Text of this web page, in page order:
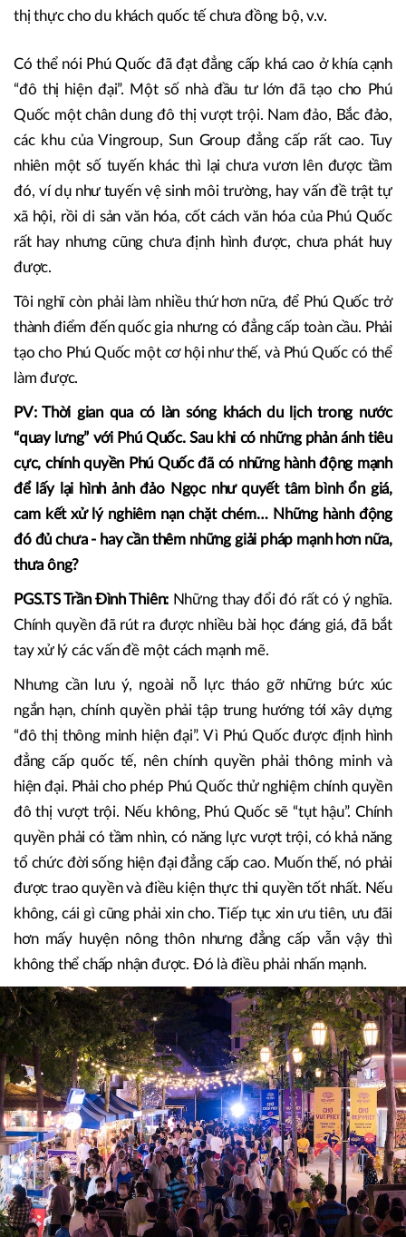
Phú Quốc hút được đầu tư tư nhân nhiều, đẳng cấp cao,
vận hành đồng bộ thì lại chưa đạt được. Như hạ tầng giao
thông – hạ tầng đô thị. Rồi việc phối hợp các ngành như du
lịch với hàng không, với quản lý đô thị, hay quy chế visa,
thị thực cho du khách quốc tế chưa đồng bộ, v.v.
Có thể nói Phú Quốc đã đạt đẳng cấp khá cao ở khía cạnh
“đô thị hiện đại”. Một số nhà đầu tư lớn đã tạo cho Phú
Quốc một chân dung đô thị vượt trội. Nam đảo, Bắc đảo,
các khu của Vingroup, Sun Group đẳng cấp rất cao. Tuy
đó, ví dụ như tuyến vệ sinh môi trường, hay vấn đề trật tự
xã hội, rồi di sản văn hóa, cốt cách văn hóa của Phú Quốc
rất hay nhưng cũng chưa định hình được, chưa phát huy
Tôi nghĩ còn phải làm nhiều thứ hơn nữa, để Phú Quốc trở
thành điểm đến quốc gia nhưng có đẳng cấp toàn cầu. Phải
tạo cho Phú Quốc một cơ hội như thế, và Phú Quốc có thể
làm được.
PV: Thời gian qua có làn sóng khách du lịch trong nước
“quay lưng” với Phú Quốc. Sau khi có những phản ánh tiêu
để lấy lại hình ảnh đảo Ngọc như quyết tâm bình ổn giá,
cam kết xử lý nghiêm nạn chặt chém… Những hành động
đó đủ chưa - hay cần thêm những giải pháp mạnh hơn nữa,
thưa ông?
PGS.TS Trần Đình Thiên:
Những thay đổi đó rất có ý nghĩa.
Chính quyền đã rút ra được nhiều bài học đáng giá, đã bắt
tay xử lý các vấn đề một cách mạnh mẽ.
Nhưng cần lưu ý, ngoài nỗ lực tháo gỡ những bức xúc
ngắn hạn, chính quyền phải tập trung hướng tới xây dựng
“đô thị thông minh hiện đại”. Vì Phú Quốc được định hình
đẳng cấp quốc tế, nên chính quyền phải thông minh và
hiện đại. Phải cho phép Phú Quốc thử nghiệm chính quyền
đô thị vượt trội. Nếu không, Phú Quốc sẽ “tụt hậu”. Chính
quyền phải có tầm nhìn, có năng lực vượt trội, có khả năng
tổ chức đời sống hiện đại đẳng cấp cao. Muốn thế, nó phải
được trao quyền và điều kiện thực thi quyền tốt nhất. Nếu
không, cái gì cũng phải xin cho. Tiếp tục xin ưu tiên, ưu đãi
hơn mấy huyện nông thôn nhưng đẳng cấp vẫn vậy thì
không thể chấp nhận được. Đó là điều phải nhấn mạnh.